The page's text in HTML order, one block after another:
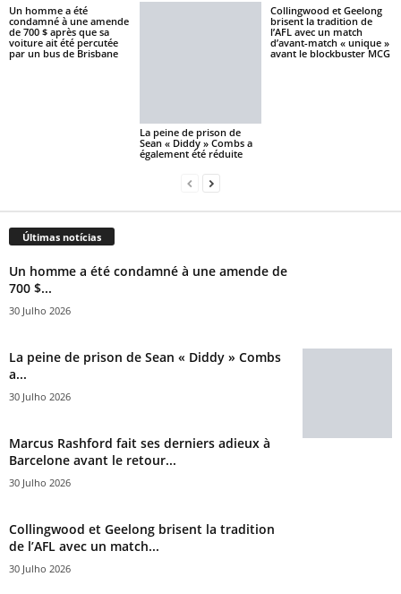
Un homme a été
condamné à une amende
de 700 $ après que sa
voiture ait été percutée
par un bus de Brisbane
La peine de prison de
Sean « Diddy » Combs a
également été réduite
Collingwood et Geelong
brisent la tradition de
l’AFL avec un match
d’avant-match « unique »
avant le blockbuster MCG
Últimas notícias
Un homme a été condamné à une amende de
700 $...
30 Julho 2026
La peine de prison de Sean « Diddy » Combs
a...
30 Julho 2026
Marcus Rashford fait ses derniers adieux à
Barcelone avant le retour...
30 Julho 2026
Collingwood et Geelong brisent la tradition
de l’AFL avec un match...
30 Julho 2026